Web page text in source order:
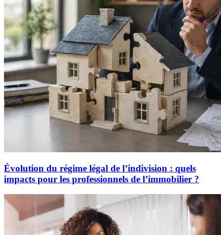
Évolution du régime légal de l’indivision : quels
impacts pour les professionnels de l’immobilier ?